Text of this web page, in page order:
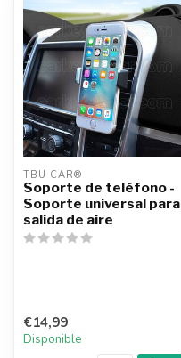
TBU CAR®
Soporte de teléfono -
Soporte universal para
salida de aire
€14,99
Disponible